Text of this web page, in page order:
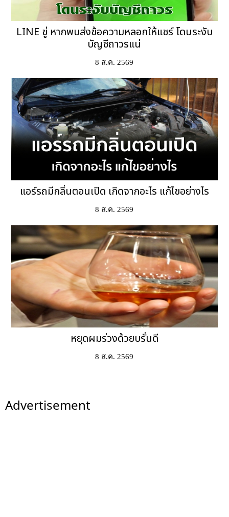
LINE ขู่ หากพบส่งข้อความหลอกให้แชร์ โดนระงับ
บัญชีถาวรแน่
8 ส.ค. 2569
แอร์รถมีกลิ่นตอนเปิด เกิดจากอะไร แก้ไขอย่างไร
8 ส.ค. 2569
หยุดผมร่วงด้วยบรั่นดี
8 ส.ค. 2569
Advertisement